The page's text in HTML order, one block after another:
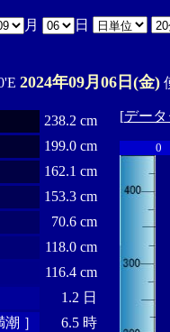
月 日
2024年09月06日(金)
238.2 cm
199.0 cm
162.1 cm
153.3 cm
70.6 cm
118.0 cm
116.4 cm
1.2 日
］
6.5 時
[デー
0